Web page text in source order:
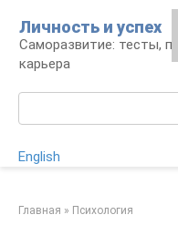
контенту
Личность и успех
Саморазвитие: тесты,
карьера
English
Главная » Психология